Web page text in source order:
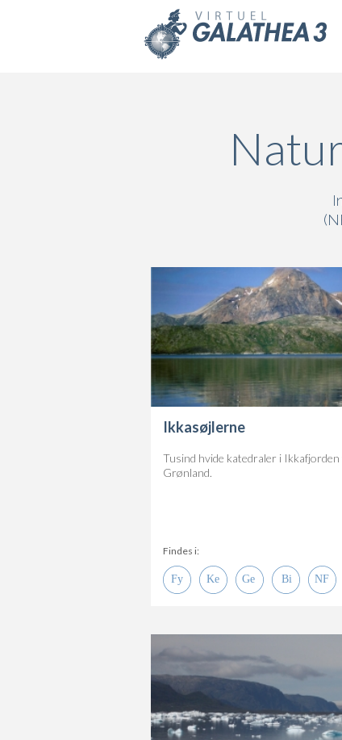
Ikkasøjlerne
Tusind hvide katedraler i Ikkafjorden
Grønland.
Findes i: